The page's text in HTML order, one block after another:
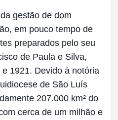
gestão de dom
em pouco tempo de
preparados pelo seu
de Paula e Silva,
1921. Devido à notória
de São Luís
207.000 km² do
cerca de um milhão e